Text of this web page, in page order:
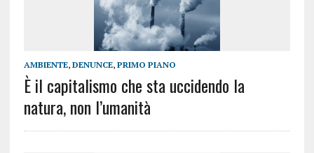
AMBIENTE, DENUNCE, PRIMO PIANO
È il capitalismo che sta uccidendo la
natura, non l’umanità